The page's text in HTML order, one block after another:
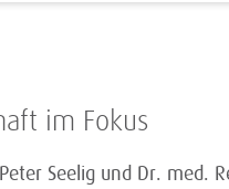
im Fokus
Seelig und Dr. med.